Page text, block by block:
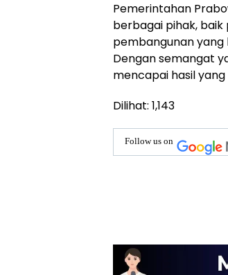
Pemerintahan
berbagai pihak,
pembangunan
Dengan semangat
mencapai hasil
Dilihat: 1,143
Follow us on